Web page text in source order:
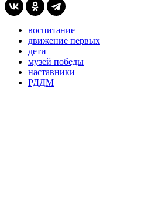
воспитание
движение первых
дети
музей победы
наставники
РДДМ